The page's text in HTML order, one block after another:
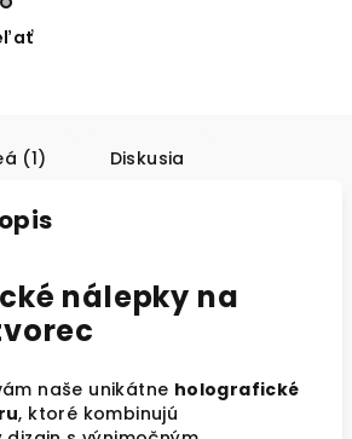
(1) Diskusia
nálepky na
naše unikátne holografické
, ktoré kombinujú